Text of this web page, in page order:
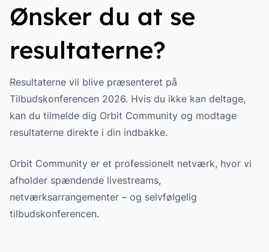
Ønsker du at se
resultaterne?
Resultaterne vil blive præsenteret på
Tilbudskonferencen 2026. Hvis du ikke kan deltage,
kan du tilmelde dig Orbit Community og modtage
resultaterne direkte i din indbakke.
Orbit Community er et professionelt netværk, hvor vi
afholder spændende livestreams,
netværksarrangementer – og selvfølgelig
tilbudskonferencen.